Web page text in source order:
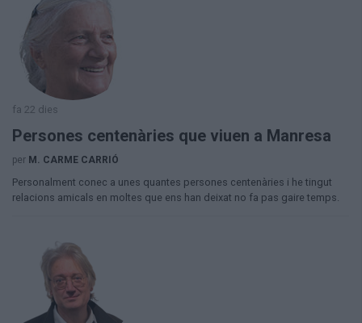
fa 22 dies
Persones centenàries que viuen a Manresa
per M. CARME CARRIÓ
Personalment conec a unes quantes persones centenàries i he tingut
relacions amicals en moltes que ens han deixat no fa pas gaire temps.